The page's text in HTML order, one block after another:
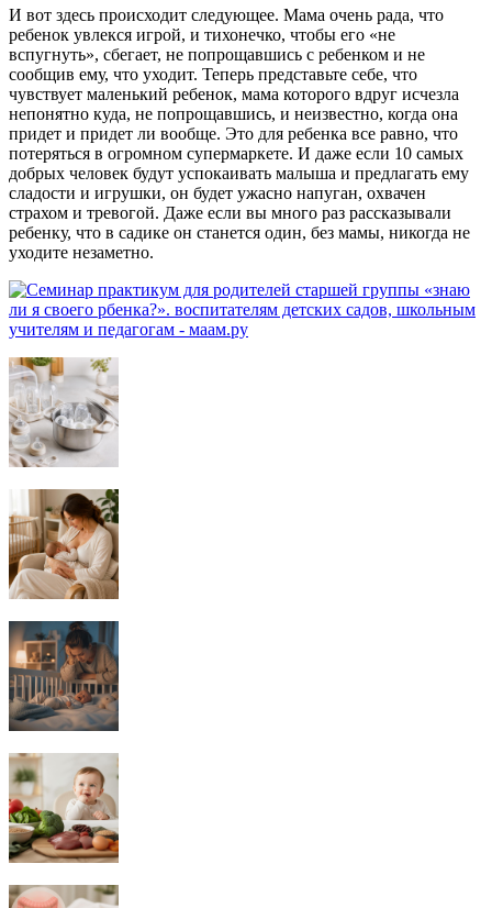
И вот здесь происходит следующее. Мама очень рада, что
ребенок увлекся игрой, и тихонечко, чтобы его «не
вспугнуть», сбегает, не попрощавшись с ребенком и не
сообщив ему, что уходит. Теперь представьте себе, что
чувствует маленький ребенок, мама которого вдруг исчезла
непонятно куда, не попрощавшись, и неизвестно, когда она
придет и придет ли вообще. Это для ребенка все равно, что
потеряться в огромном супермаркете. И даже если 10 самых
добрых человек будут успокаивать малыша и предлагать ему
сладости и игрушки, он будет ужасно напуган, охвачен
страхом и тревогой. Даже если вы много раз рассказывали
ребенку, что в садике он станется один, без мамы, никогда не
уходите незаметно.